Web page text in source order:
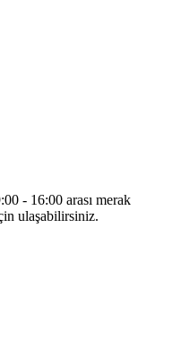
- 16:00 arası merak
ulaşabilirsiniz.